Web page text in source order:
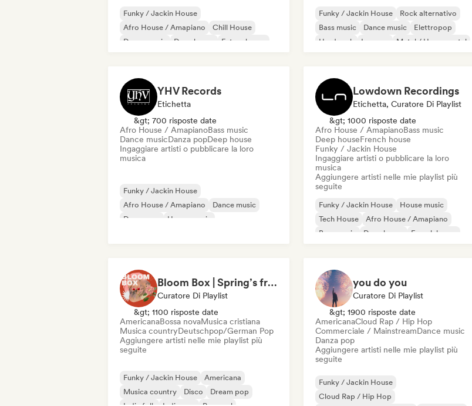
Funky / Jackin House
Afro House / Amapiano
Chill House
Dance music
Deep house
Future house
Funky / Jackin House
Rock alternativo
Bass music
Dance music
Elettropop
Hard rock
Iperpop Metal / Heavy metal
YHV Records
Etichetta
&gt; 700 risposte date
Afro House / AmapianoBass music
Dance musicDanza popDeep house
Ingaggiare artisti o pubblicare la loro
musica
Funky / Jackin House
Afro House / Amapiano
Dance music
Danza pop
House music
Lowdown Recordings
Etichetta, Curatore Di Playlist
&gt; 1000 risposte date
Afro House / AmapianoBass music
Deep houseFrench house
Funky / Jackin House
Ingaggiare artisti o pubblicare la loro
musica
Aggiungere artisti nelle mie playlist più
seguite
Funky / Jackin House
House music
Tech House
Afro House / Amapiano
Bass music
Deep house
French house
Bloom Box | Spring’s freshest tracks
Curatore Di Playlist
&gt; 1100 risposte date
AmericanaBossa novaMusica cristiana
Musica countryDeutschpop/German Pop
Aggiungere artisti nelle mie playlist più
seguite
Funky / Jackin House
Americana
Musica country
Disco
Dream pop
you do you
Curatore Di Playlist
&gt; 1900 risposte date
AmericanaCloud Rap / Hip Hop
Commerciale / MainstreamDance music
Danza pop
Aggiungere artisti nelle mie playlist più
seguite
Funky / Jackin House
Cloud Rap / Hip Hop